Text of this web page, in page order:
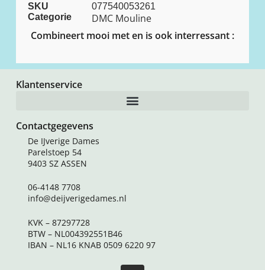
SKU
077540053261
Categorie
DMC Mouline
Combineert mooi met en is ook interressant :
Klantenservice
Contactgegevens
De IJverige Dames
Parelstoep 54
9403 SZ ASSEN
06-4148 7708
info@deijverigedames.nl
KVK – 87297728
BTW – NL004392551B46
IBAN – NL16 KNAB 0509 6220 97